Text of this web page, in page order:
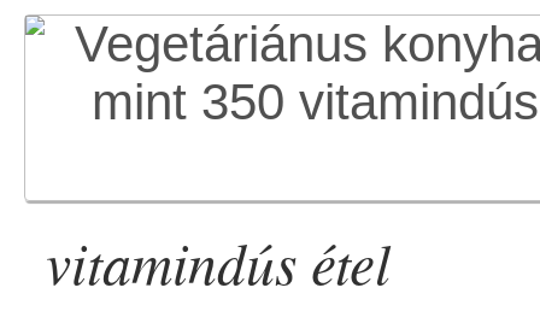
vitamindús étel